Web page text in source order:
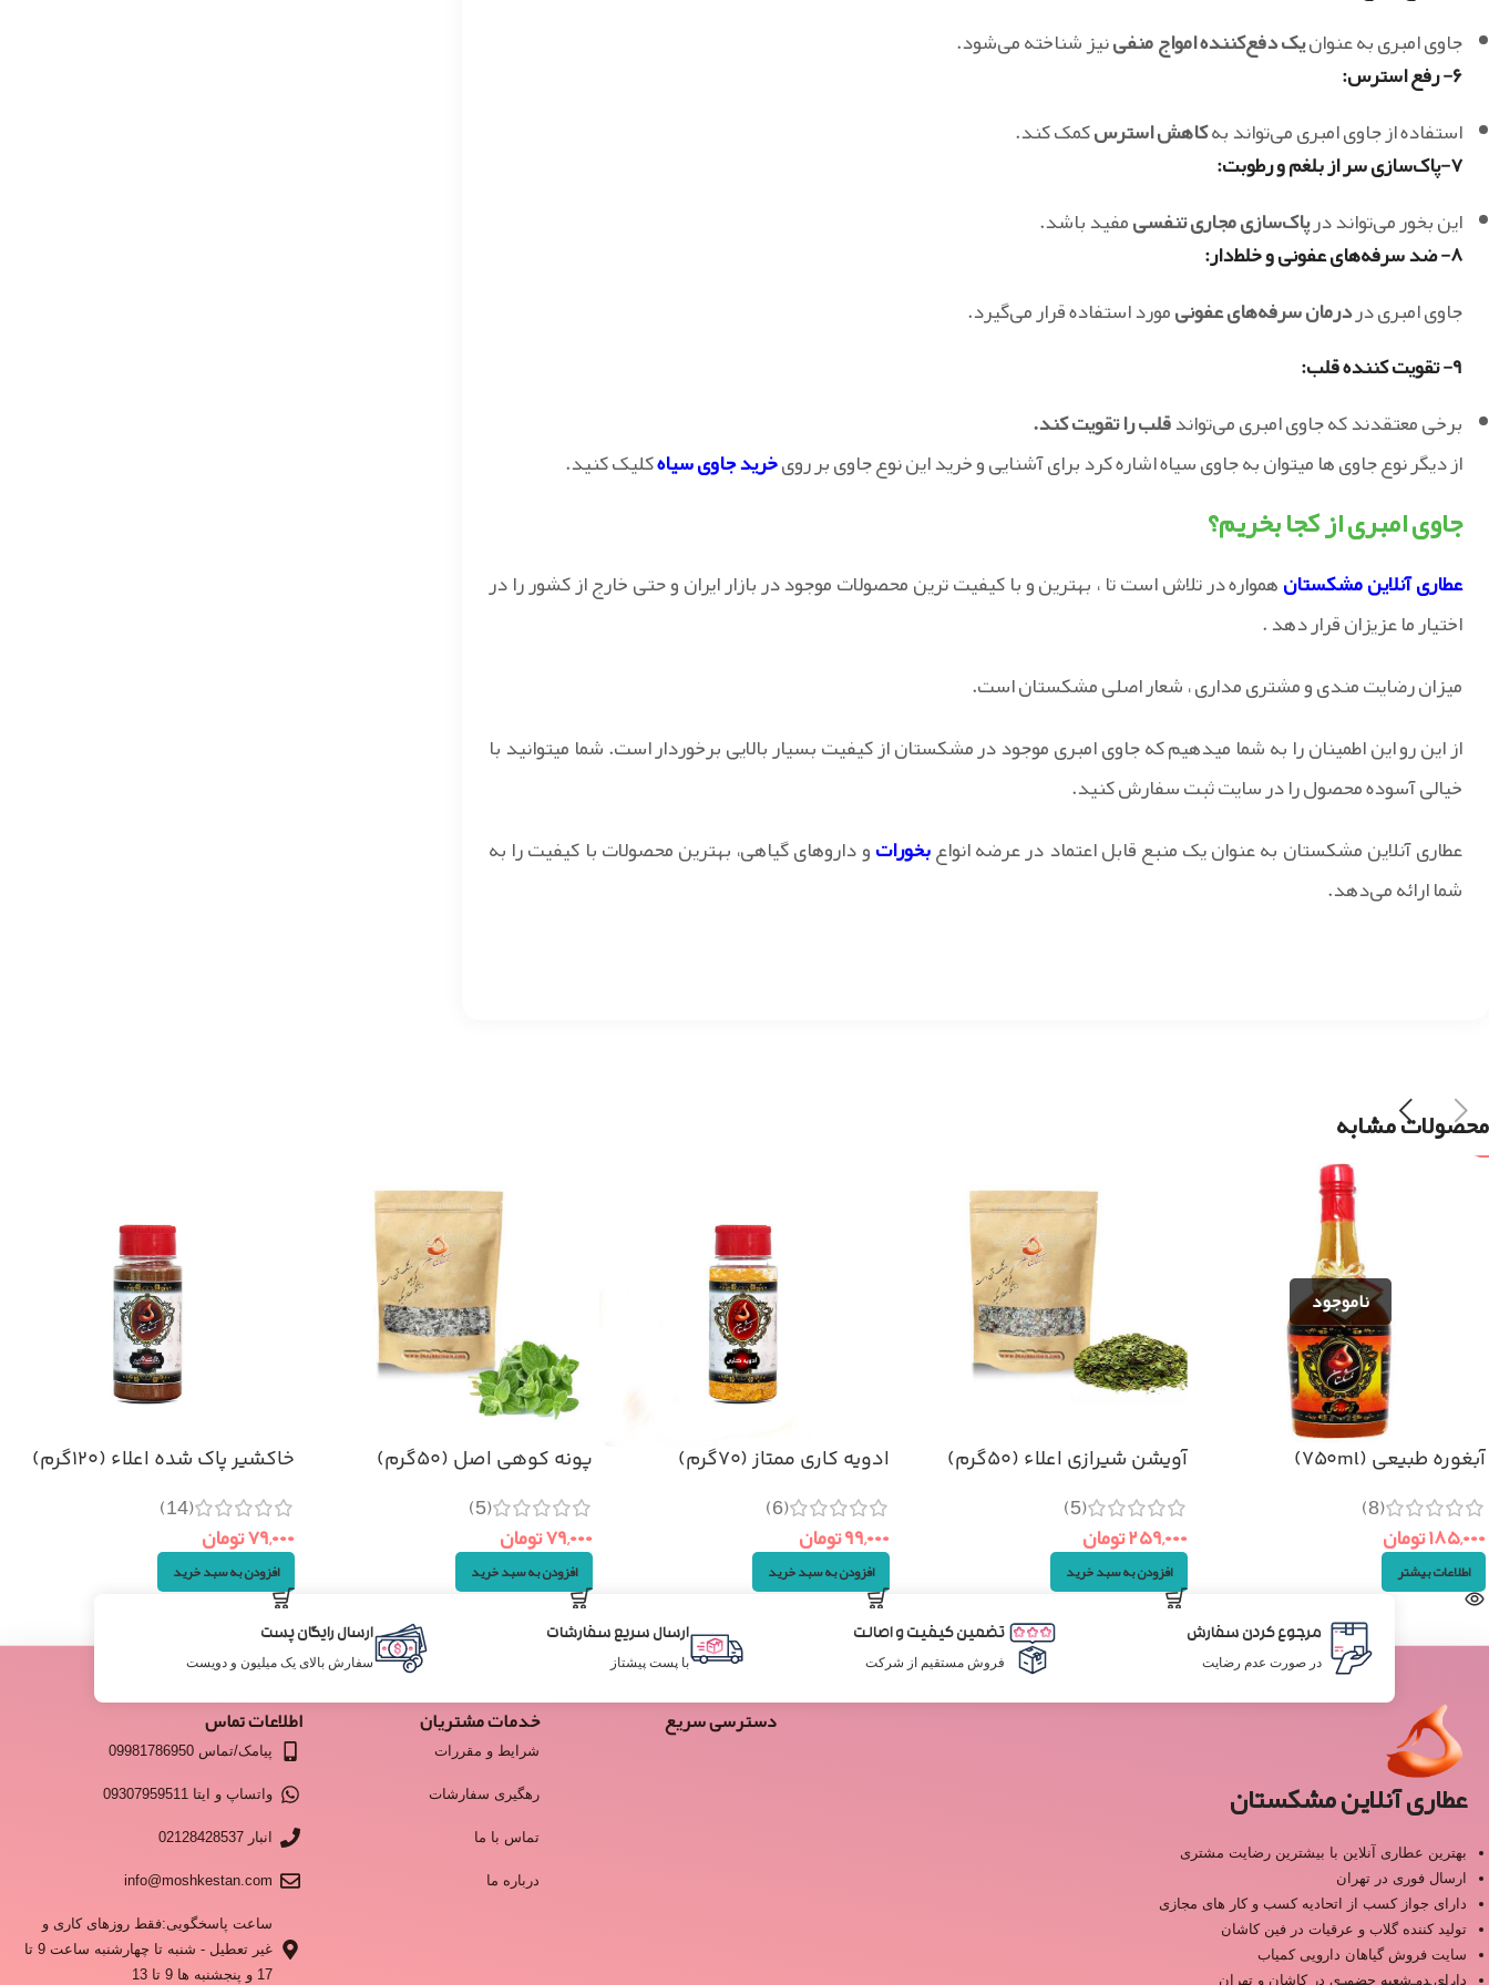
جاوی امبری به عنوانیک دفع‌کننده امواج منفینیز شناخته می‌شود.
۶- رفع استرس:
استفاده از جاوی امبری می‌تواند بهکاهش استرسکمک کند.
۷-پاک‌سازی سر از بلغم و رطوبت:
این بخور می‌تواند درپاک‌سازی مجاری تنفسیمفید باشد.
۸- ضد سرفه‌های عفونی و خلط‌دار:
جاوی امبری دردرمان سرفه‌های عفونیمورد استفاده قرار می‌گیرد.
۹- تقویت کننده قلب:
برخی معتقدند که جاوی امبری می‌تواندقلب را تقویت کند.
از دیگر نوع جاوی ها میتوان به جاوی سیاه اشاره کرد برای آشنایی و خرید این نوع جاوی بر رویخرید جاوی سیاهکلیک کنید.
جاوی امبری از کجا بخریم؟
عطاری آنلاینمشکستانهمواره در تلاش است تا ، بهترین و با کیفیت ترین محصولات موجود در بازار ایران و حتی خارج از کشور را در
اختیار ما عزیزان قرار دهد .
میزان رضایت مندی و مشتری مداری ، شعار اصلی مشکستان است.
از این رو این اطمینان را به شما میدهیم که جاوی امبری موجود در مشکستان از کیفیت بسیار بالایی برخوردار است. شما میتوانید با
خیالی آسوده محصول را در سایت ثبت سفارش کنید.
عطاری آنلاین مشکستان به عنوان یک منبع قابل اعتماد در عرضه انواعبخوراتو داروهای گیاهی، بهترین محصولات با کیفیت را به
شما ارائه می‌دهد.
محصولات مشابه
آبغوره طبیعی (۷۵۰ml)
(8)
۱۸۵,۰۰۰تومان
اطلاعات بیشتر
آویشن شیرازی اعلاء (۵۰گرم)
(5)
۲۵۹,۰۰۰تومان
افزودن به سبد خرید
ادویه کاری ممتاز (۷۰گرم)
(6)
۹۹,۰۰۰تومان
افزودن به سبد خرید
پونه کوهی اصل (۵۰گرم)
(5)
۷۹,۰۰۰تومان
افزودن به سبد خرید
خاکشیر پاک شده اعلاء (۱۲۰گرم)
(14)
۷۹,۰۰۰تومان
افزودن به سبد خرید
مرجوع کردن سفارش
در صورت عدم رضایت
تضمین کیفیت و اصالت
فروش مستقیم از شرکت
ارسال سریع سفارشات
با پست پیشتاز
ارسال رایگان پست
سفارش بالای یک میلیون و دویست
عطاری آنلاین مشکستان
بهترین عطاری آنلاین با بیشترین رضایت مشتری
ارسال فوری در تهران
دارای جواز کسب از اتحادیه کسب و کار های مجازی
تولید کننده گلاب و عرقیات در فین کاشان
سایت فروش گیاهان دارویی کمیاب
دارای دو شعبه حضوری در کاشان و تهران
دسترسی سریع خدمات مشتریان
شرایط و مقررات
رهگیری سفارشات
تماس با ما
درباره ما
اطلاعات تماس
پیامک/تماس 09981786950
واتساپ و ایتا 09307959511
انبار 02128428537
info@moshkestan.com
ساعت پاسخگویی:فقط روزهای کاری و
غیر تعطیل - شنبه تا چهارشنبه ساعت 9 تا
17 و پنجشنبه ها 9 تا 13